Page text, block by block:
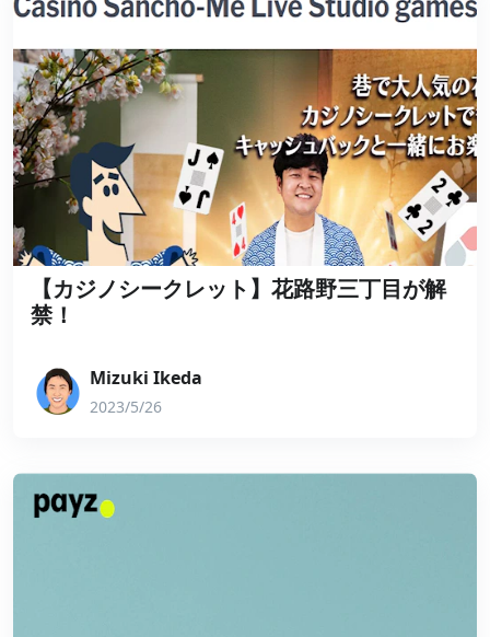
【カジノシークレット】花路野三丁目が解
禁！
Mizuki Ikeda
2023/5/26